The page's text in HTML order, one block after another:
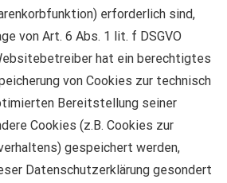
erforderlich sind,
von Art. 6 Abs. 1 lit. f DSGVO
hat ein berechtigtes
von Cookies zur technisch
Bereitstellung seiner
Cookies (z.B. Cookies zur
gespeichert werden,
Datenschutzerklärung gesondert